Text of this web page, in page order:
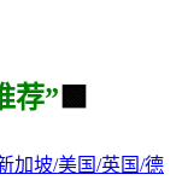
荐” 🟩
加坡/美国/英国/德